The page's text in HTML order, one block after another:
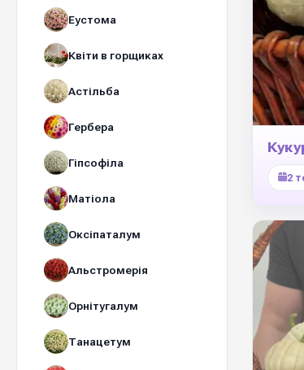
Еустома
Квіти в горщиках
Астільба
Гербера
Гіпсофіла
Матіола
Оксіпаталум
Альстромерія
Орнітугалум
Танацетум
2